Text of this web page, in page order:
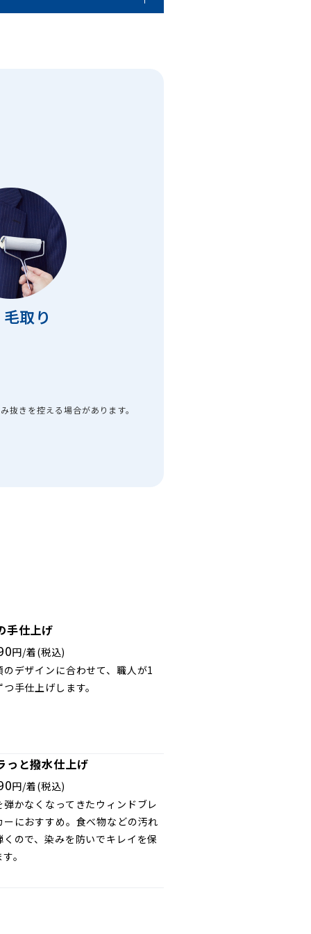
毛取り
きを控える場合があります。
手仕上げ
円/着(税込)
のデザインに合わせて、職人が1
手仕上げします。
っと撥水仕上げ
円/着(税込)
弾かなくなってきたウィンドブレ
ーにおすすめ。食べ物などの汚れ
くので、染みを防いでキレイを保
。